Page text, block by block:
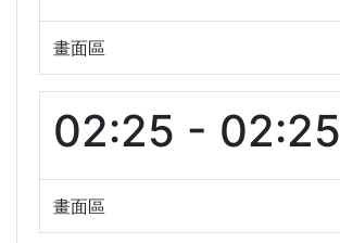
畫面區
02:25 - 02:25
畫面區